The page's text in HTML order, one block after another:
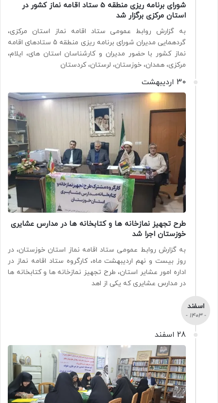
شورای برنامه ریزی منطقه 5 ستاد اقامه نماز کشور در
استان مرکزی برگزار شد
به گزارش روابط عمومی ستاد اقامه نماز استان مرکزی،
گردهمایی مدیران شورای برنامه ریزی منطقه 5 ستادهای اقامه
نماز کشور با حضور مدیران و کارشناسان استان های، ایلام،
مرکزی، همدان، خوزستان، لرستان، کردستان
30 اردیبهشت
طرح تجهیز نمازخانه ها و کتابخانه ها در مدارس عشایری
خوزستان اجرا شد
به گزارش روابط عمومی ستاد اقامه نماز استان خوزستان، در
روز بیست و نهم اردیبهشت ماه، کارگروه ستاد اقامه نماز در
اداره امور عشایر استان، طرح تجهیز نمازخانه ها و کتابخانه ها
در مدارس عشایری که یکی از اهد
اسفند
- 1403 -
28 اسفند